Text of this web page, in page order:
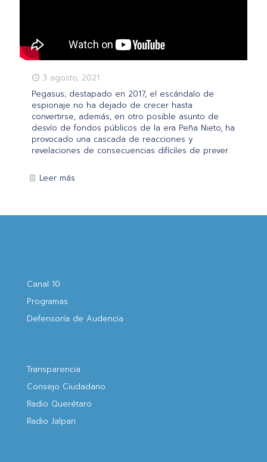
3 agosto, 2021
Pegasus; destapado en 2017, el escándalo de
espionaje no ha dejado de crecer hasta
convertirse, además, en otro posible asunto de
desvío de fondos públicos de la era Peña Nieto, ha
provocado una cascada de reacciones y
revelaciones de consecuencias difíciles de prever.
Leer más
Canal 10
Programas
Defensoría de Audencia
Transparencia
Consejo Ciudadano
Radio Querétaro
Radio Jalpan